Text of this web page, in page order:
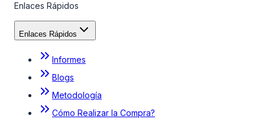
Enlaces Rápidos
Enlaces Rápidos
Informes
Blogs
Metodología
Cómo Realizar la Compra?